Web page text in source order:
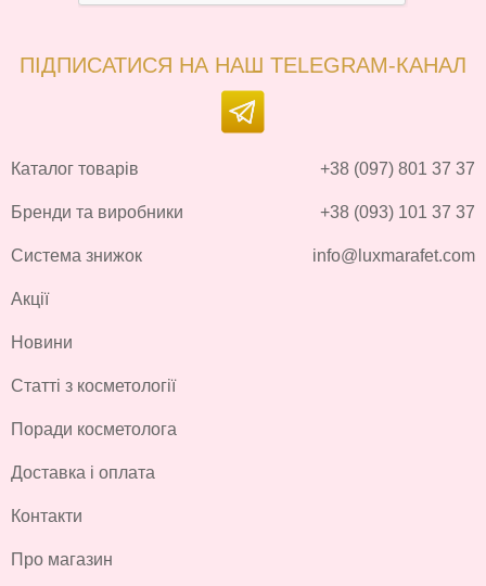
ПІДПИСАТИСЯ НА НАШ TELEGRAM-КАНАЛ
Каталог товарів
Бренди та виробники
Система знижок
Акції
Новини
Статті з косметології
Поради косметолога
Доставка і оплата
Контакти
Про магазин
+38 (097) 801 37 37
+38 (093) 101 37 37
info@luxmarafet.com